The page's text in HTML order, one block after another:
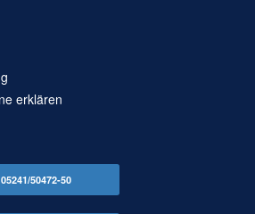
erklären
50472-50